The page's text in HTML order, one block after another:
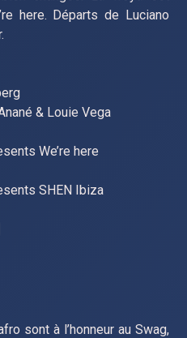
here. Départs de Luciano
& Louie Vega
We’re here
SHEN Ibiza
sont à l’honneur au Swag,